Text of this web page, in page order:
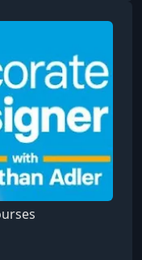
влияния и
вам